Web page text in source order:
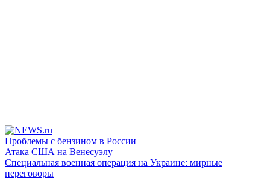
Проблемы с бензином в России
Атака США на Венесуэлу
Специальная военная операция на Украине: мирные
переговоры